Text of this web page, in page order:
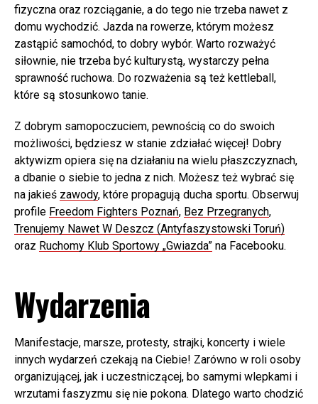
fizyczna oraz rozciąganie, a do tego nie trzeba nawet z
domu wychodzić. Jazda na rowerze, którym możesz
zastąpić samochód, to dobry wybór. Warto rozważyć
siłownie, nie trzeba być kulturystą, wystarczy pełna
sprawność ruchowa. Do rozważenia są też kettleball,
które są stosunkowo tanie.
Z dobrym samopoczuciem, pewnością co do swoich
możliwości, będziesz w stanie zdziałać więcej! Dobry
aktywizm opiera się na działaniu na wielu płaszczyznach,
a dbanie o siebie to jedna z nich. Możesz też wybrać się
na jakieś zawody, które propagują ducha sportu. Obserwuj
profile Freedom Fighters Poznań, Bez Przegranych,
Trenujemy Nawet W Deszcz (Antyfaszystowski Toruń)
oraz Ruchomy Klub Sportowy „Gwiazda” na Facebooku.
Wydarzenia
Manifestacje, marsze, protesty, strajki, koncerty i wiele
innych wydarzeń czekają na Ciebie! Zarówno w roli osoby
organizującej, jak i uczestniczącej, bo samymi wlepkami i
wrzutami faszyzmu się nie pokona. Dlatego warto chodzić